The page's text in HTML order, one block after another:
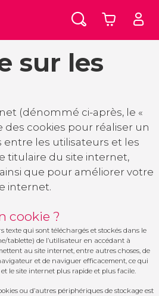
sur les
(dénommé ci-après, le «
des cookies pour réaliser un
entre les utilisateurs et les
titulaire du site internet,
ainsi que pour améliorer votre
internet.
cookie ?
texte qui sont téléchargés et stockés dans le
tablette) de l’utilisateur en accédant à
au site internet, entre autres choses, de
et de naviguer efficacement, ce qui
le site internet plus rapide et plus facile.
ou d’autres périphériques de stockage est